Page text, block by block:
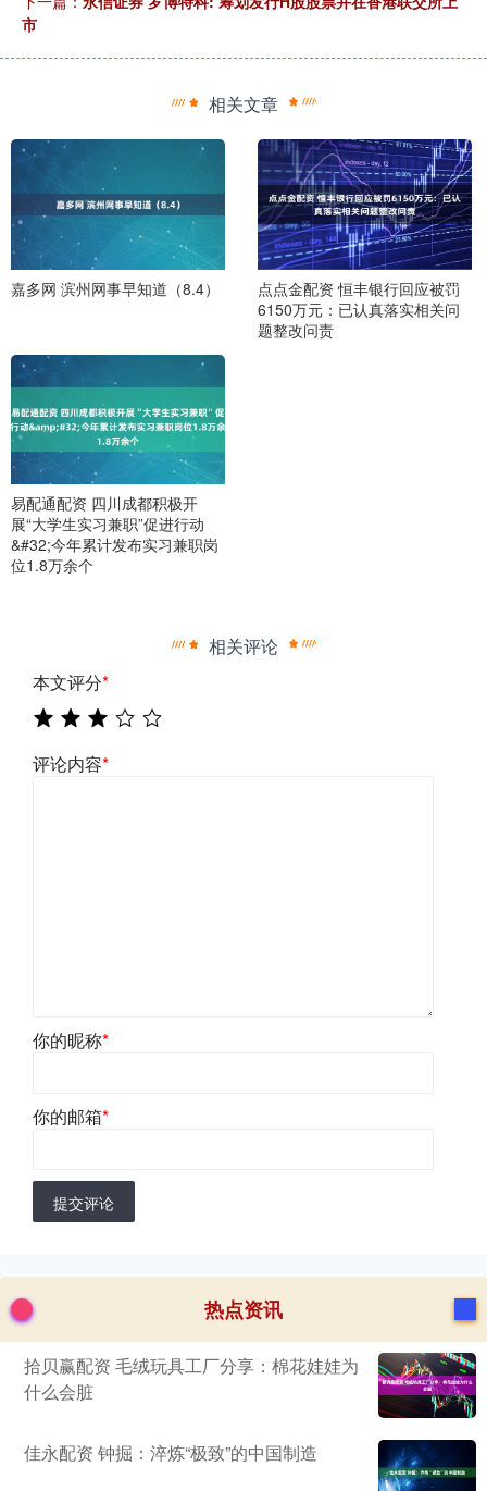
市
相关文章
嘉多网 滨州网事早知道（8.4）
点点金配资 恒丰银行回应被罚
6150万元：已认真落实相关问
题整改问责
易配通配资 四川成都积极开
展“大学生实习兼职”促进行动
&#32;今年累计发布实习兼职岗
位1.8万余个
相关评论
本文评分*
评论内容*
你的昵称*
你的邮箱*
提交评论
热点资讯
拾贝赢配资 毛绒玩具工厂分享：棉花娃娃为
什么会脏
佳永配资 钟掘：淬炼“极致”的中国制造